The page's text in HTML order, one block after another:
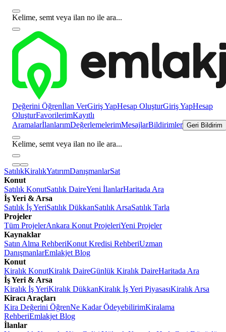
Kelime, semt veya ilan no ile ara...
Değerini Öğrenİlan VerGiriş YapHesap OluşturGiriş YapHesap
OluşturFavorilerimKayıtlı
AramalarİlanlarımDeğerlemelerimMesajlarBildirimler Geri Bildirim
Kelime, semt veya ilan no ile ara...
SatılıkKiralıkYatırımDanışmanlarSat
Konut
Satılık KonutSatılık DaireYeni İlanlarHaritada Ara
İş Yeri & Arsa
Satılık İş YeriSatılık DükkanSatılık ArsaSatılık Tarla
Projeler
Tüm ProjelerAnkara Konut ProjeleriYeni Projeler
Kaynaklar
Satın Alma RehberiKonut Kredisi RehberiUzman
DanışmanlarEmlakjet Blog
Konut
Kiralık KonutKiralık DaireGünlük Kiralık DaireHaritada Ara
İş Yeri & Arsa
Kiralık İş YeriKiralık DükkanKiralık İş Yeri PiyasasıKiralık Arsa
Kiracı Araçları
Kira Değerini ÖğrenNe Kadar ÖdeyebilirimKiralama
RehberiEmlakjet Blog
İlanlar